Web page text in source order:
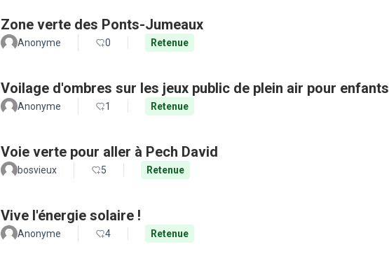
Zone verte des Ponts-Jumeaux
Anonyme 0 Retenue
Voilage d'ombres sur les jeux public de plein air pour enfants
Anonyme 1 Retenue
Voie verte pour aller à Pech David
bosvieux 5 Retenue
Vive l'énergie solaire !
Anonyme 4 Retenue